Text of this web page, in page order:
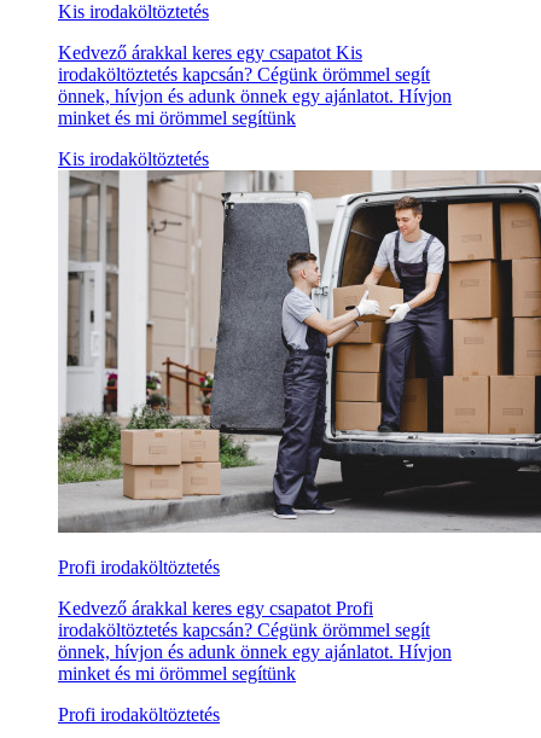
Kis irodaköltöztetés
Kedvező árakkal keres egy csapatot Kis
irodaköltöztetés kapcsán? Cégünk örömmel segít
önnek, hívjon és adunk önnek egy ajánlatot. Hívjon
minket és mi örömmel segítünk
Kis irodaköltöztetés
Profi irodaköltöztetés
Kedvező árakkal keres egy csapatot Profi
irodaköltöztetés kapcsán? Cégünk örömmel segít
önnek, hívjon és adunk önnek egy ajánlatot. Hívjon
minket és mi örömmel segítünk
Profi irodaköltöztetés